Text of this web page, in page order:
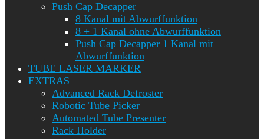
Push Cap Decapper
8 Kanal mit Abwurffunktion
8 + 1 Kanal ohne Abwurffunktion
Push Cap Decapper 1 Kanal mit
Abwurffunktion
TUBE LASER MARKER
EXTRAS
Advanced Rack Defroster
Robotic Tube Picker
Automated Tube Presenter
Rack Holder